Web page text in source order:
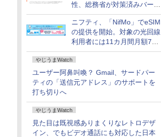
性、総務省が対策済みバージ
ョンへの更新を呼び掛け
ニフティ、「NifMo」でeSIM
の提供を開始。対象の光回線
利用者には11カ月間月額770
円割引のキャンペーン
やじうまWatch
ユーザー阿鼻叫喚？ Gmail、サードパー
ティの「送信元アドレス」のサポートを
打ち切りへ
やじうまWatch
見た目は既視感ありまくりなレトロデザ
イン、でもビデオ通話にも対応した日本